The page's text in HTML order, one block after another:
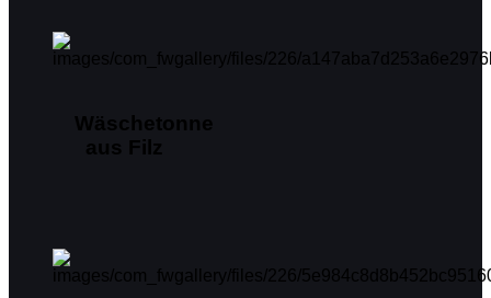
Wäschetonne
aus Filz